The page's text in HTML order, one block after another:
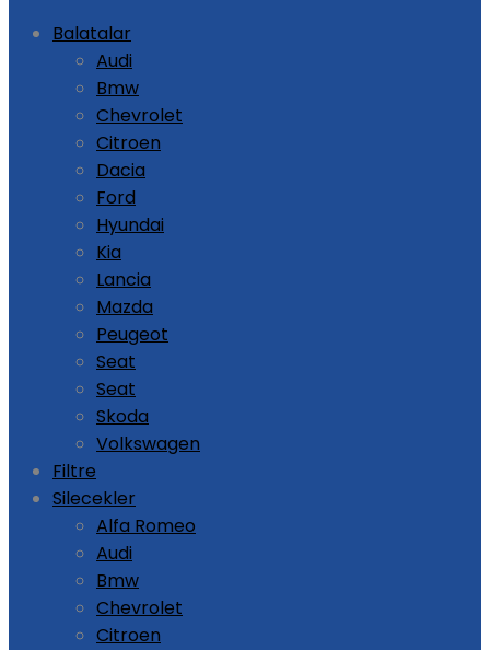
Balatalar
Audi
Bmw
Chevrolet
Citroen
Dacia
Ford
Hyundai
Kia
Lancia
Mazda
Peugeot
Seat
Seat
Skoda
Volkswagen
Filtre
Silecekler
Alfa Romeo
Audi
Bmw
Chevrolet
Citroen